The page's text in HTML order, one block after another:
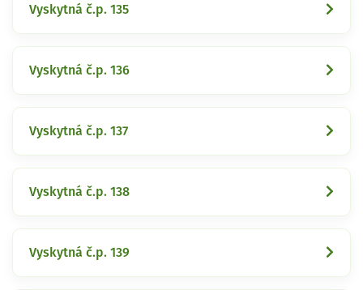
Vyskytná č.p. 135
Vyskytná č.p. 136
Vyskytná č.p. 137
Vyskytná č.p. 138
Vyskytná č.p. 139